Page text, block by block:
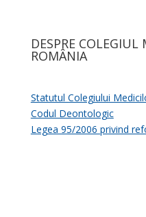
DESPRE COLEGIUL
ROMÂNIA
Statutul Colegiului
Codul Deontologic
Legea 95/2006 privind